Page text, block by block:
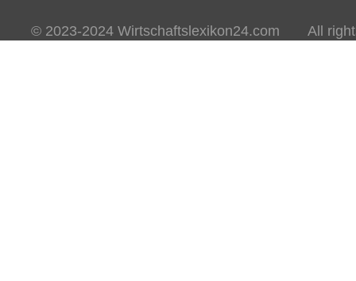
© 2023-2024 Wirtschaftslexikon24.com All